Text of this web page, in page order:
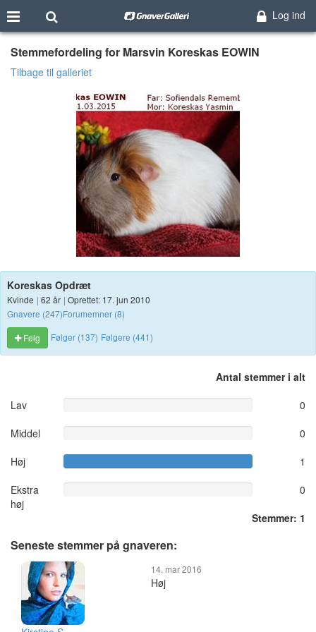
Log ind
Stemmefordeling for Marsvin Koreskas EOWIN
Tilbage til galleriet
Koreskas Opdræt
Kvinde | 62 år | Oprettet: 17. jun 2010
Gnavere (247)Forumemner (8)
Følg
Følger (137) Følgere (441)
Antal stemmer i alt
Lav
0
Middel
0
Høj
1
Ekstra
høj
0
Stemmer: 1
Seneste stemmer på gnaveren:
14. mar 2016
Høj